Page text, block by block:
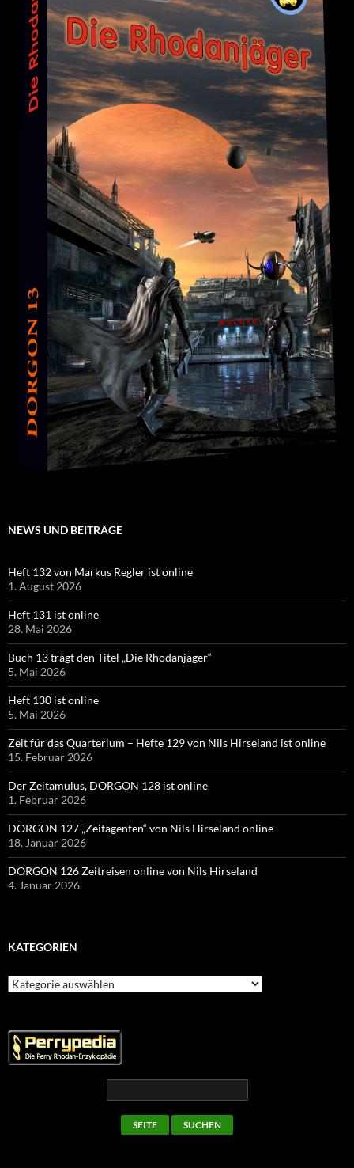
NEWS UND BEITRÄGE
Heft 132 von Markus Regler ist online
1. August 2026
Heft 131 ist online
28. Mai 2026
Buch 13 trägt den Titel „Die Rhodanjäger“
5. Mai 2026
Heft 130 ist online
5. Mai 2026
Zeit für das Quarterium – Hefte 129 von Nils Hirseland ist online
15. Februar 2026
Der Zeitamulus, DORGON 128 ist online
1. Februar 2026
DORGON 127 „Zeitagenten“ von Nils Hirseland online
18. Januar 2026
DORGON 126 Zeitreisen online von Nils Hirseland
4. Januar 2026
KATEGORIEN
Kategorien